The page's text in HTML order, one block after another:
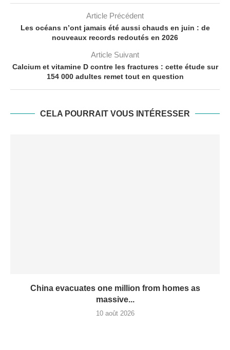
Article Précédent
Les océans n’ont jamais été aussi chauds en juin : de
nouveaux records redoutés en 2026
Article Suivant
Calcium et vitamine D contre les fractures : cette étude sur
154 000 adultes remet tout en question
CELA POURRAIT VOUS INTÉRESSER
China evacuates one million from homes as
massive...
10 août 2026